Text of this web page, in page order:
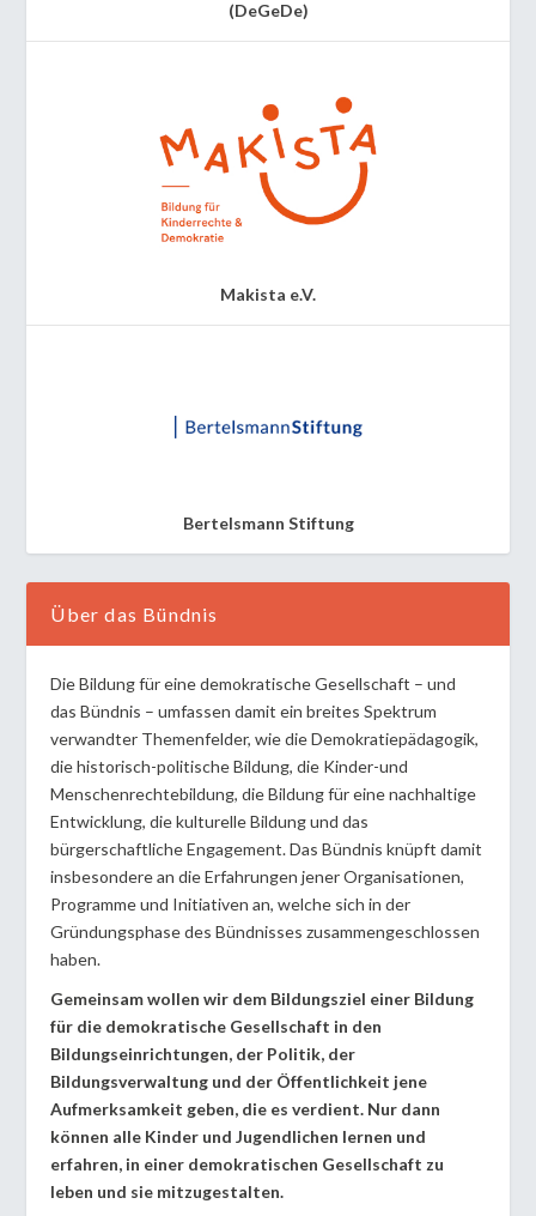
(DeGeDe)
Makista e.V.
Bertelsmann Stiftung
Über das Bündnis
Die Bildung für eine demokratische Gesellschaft – und
das Bündnis – umfassen damit ein breites Spektrum
verwandter Themenfelder, wie die Demokratiepädagogik,
die historisch-politische Bildung, die Kinder-und
Menschenrechtebildung, die Bildung für eine nachhaltige
Entwicklung, die kulturelle Bildung und das
bürgerschaftliche Engagement. Das Bündnis knüpft damit
insbesondere an die Erfahrungen jener Organisationen,
Programme und Initiativen an, welche sich in der
Gründungsphase des Bündnisses zusammengeschlossen
haben.
Gemeinsam wollen wir dem Bildungsziel einer Bildung
für die demokratische Gesellschaft in den
Bildungseinrichtungen, der Politik, der
Bildungsverwaltung und der Öffentlichkeit jene
Aufmerksamkeit geben, die es verdient. Nur dann
können alle Kinder und Jugendlichen lernen und
erfahren, in einer demokratischen Gesellschaft zu
leben und sie mitzugestalten.